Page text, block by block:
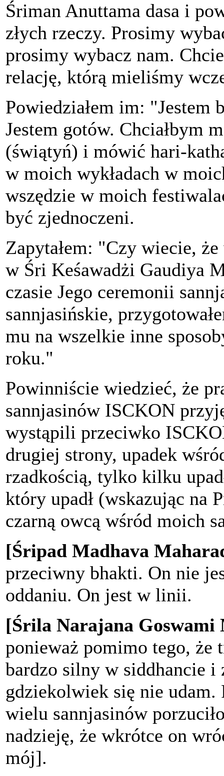
Śriman Anuttama dasa i
złych rzeczy. Prosimy
prosimy wybacz nam.
relację, którą mieliśmy
Powiedziałem im: "Jestem
Jestem gotów. Chciałbym
(świątyń) i mówić hari-
w moich wykładach w
wszędzie w moich
być zjednoczeni.
Zapytałem: "Czy wiecie,
w Śri Keśawadżi Gaudiya
czasie Jego ceremonii
sannjasińskie,
mu na wszelkie inne
roku."
Powinniście wiedzieć, że
sannjasinów ISCKON
wystąpili przeciwko
drugiej strony, upadek
rzadkością, tylko kilku
który upadł (wskazując na
czarną owcą wśród moich
[Śripad Madhava
przeciwny bhakti. On nie
oddaniu. On jest w linii.
[Śrila Narajana Goswami
ponieważ pomimo tego, że
bardzo silny w siddhancie i
gdziekolwiek się nie
wielu sannjasinów
nadzieję, że wkrótce on
mój].